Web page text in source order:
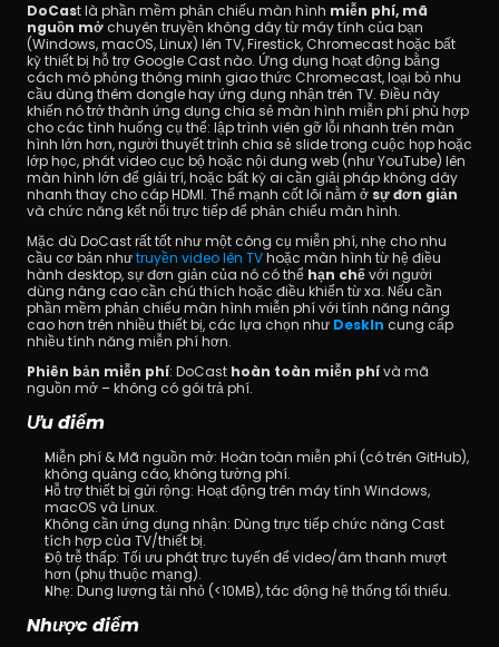
DoCast là phần mềm phản chiếu màn hình miễn phí, mã
nguồn mở chuyên truyền không dây từ máy tính của bạn
(Windows, macOS, Linux) lên TV, Firestick, Chromecast hoặc bất
kỳ thiết bị hỗ trợ Google Cast nào. Ứng dụng hoạt động bằng
cách mô phỏng thông minh giao thức Chromecast, loại bỏ nhu
cầu dùng thêm dongle hay ứng dụng nhận trên TV. Điều này
khiến nó trở thành ứng dụng chia sẻ màn hình miễn phí phù hợp
cho các tình huống cụ thể: lập trình viên gỡ lỗi nhanh trên màn
hình lớn hơn, người thuyết trình chia sẻ slide trong cuộc họp hoặc
lớp học, phát video cục bộ hoặc nội dung web (như YouTube) lên
màn hình lớn để giải trí, hoặc bất kỳ ai cần giải pháp không dây
nhanh thay cho cáp HDMI. Thế mạnh cốt lõi nằm ở sự đơn giản
và chức năng kết nối trực tiếp để phản chiếu màn hình.
Mặc dù DoCast rất tốt như một công cụ miễn phí, nhẹ cho nhu
cầu cơ bản như truyền video lên TV hoặc màn hình từ hệ điều
hành desktop, sự đơn giản của nó có thể hạn chế với người
dùng nâng cao cần chú thích hoặc điều khiển từ xa. Nếu cần
phần mềm phản chiếu màn hình miễn phí với tính năng nâng
cao hơn trên nhiều thiết bị, các lựa chọn như DeskIn cung cấp
nhiều tính năng miễn phí hơn.
Phiên bản miễn phí: DoCast hoàn toàn miễn phí và mã
nguồn mở – không có gói trả phí.
Ưu điểm
Miễn phí & Mã nguồn mở: Hoàn toàn miễn phí (có trên GitHub),
không quảng cáo, không tường phí.
Hỗ trợ thiết bị gửi rộng: Hoạt động trên máy tính Windows,
macOS và Linux.
Không cần ứng dụng nhận: Dùng trực tiếp chức năng Cast
tích hợp của TV/thiết bị.
Độ trễ thấp: Tối ưu phát trực tuyến để video/âm thanh mượt
hơn (phụ thuộc mạng).
Nhẹ: Dung lượng tải nhỏ (<10MB), tác động hệ thống tối thiểu.
Nhược điểm